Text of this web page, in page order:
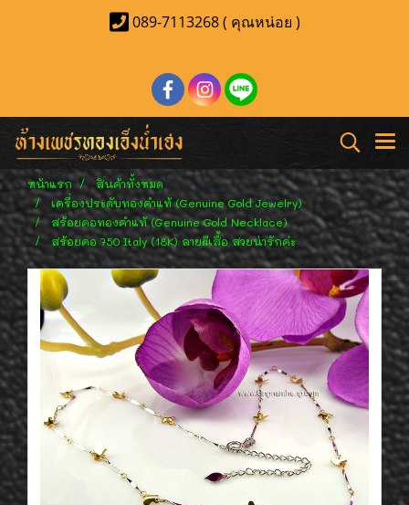
089-7113268 ( คุณหน่อย )
หน้าแรก
สินค้าทั้งหมด
เครื่องประดับทองคำแท้ (Genuine Gold Jewelry)
สร้อยคอทองคำแท้ (Genuine Gold Necklace)
สร้อยคอ 750 Italy (18K) ลายผีเสื้อ สวยน่ารักค่ะ